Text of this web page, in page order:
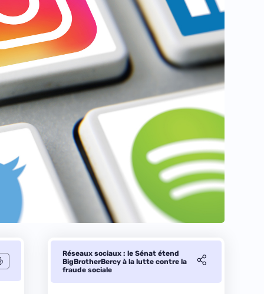
Réseaux sociaux : le Sénat étend
BigBrotherBercy à la lutte contre la
fraude sociale